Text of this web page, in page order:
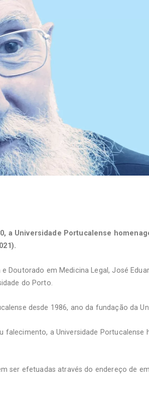
a Universidade Portucalense
Doutorado em Medicina Legal, José
do Porto.
desde 1986, ano da fundação da
falecimento, a Universidade Portucalense
ser efetuadas através do endereço de